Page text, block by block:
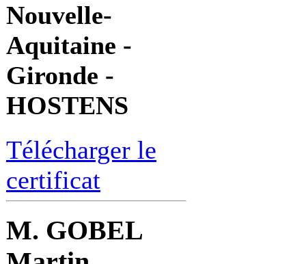
Nouvelle-
Aquitaine -
Gironde -
HOSTENS
Télécharger le
certificat
M. GOBEL